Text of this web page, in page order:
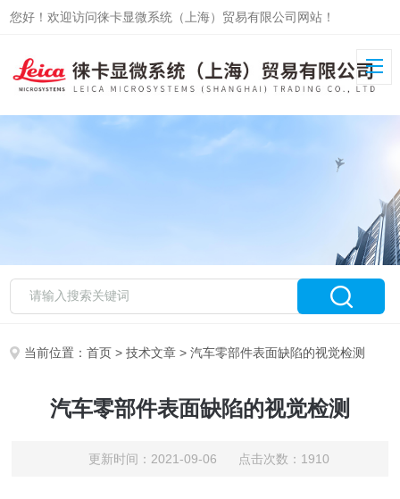
您好！欢迎访问徕卡显微系统（上海）贸易有限公司网站！
当前位置：首页 >技术文章 > 汽车零部件表面缺陷的视觉检测
汽车零部件表面缺陷的视觉检测
更新时间：2021-09-06 点击次数：1910